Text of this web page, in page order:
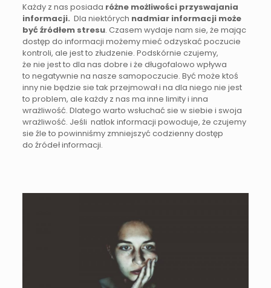
Każdy z nas posiada różne możliwości przyswajania
informacji. Dla niektórych nadmiar informacji może
być źródłem stresu. Czasem wydaje nam sie, że mając
dostęp do informacji możemy mieć odzyskać poczucie
kontroli, ale jest to złudzenie. Podskórnie czujemy,
że nie jest to dla nas dobre i że długofalowo wpływa
to negatywnie na nasze samopoczucie. Być może ktoś
inny nie będzie sie tak przejmował i na dla niego nie jest
to problem, ale każdy z nas ma inne limity i inna
wrażliwość. Dlatego warto wsłuchać sie w siebie i swoja
wrażliwość. Jeśli natłok informacji powoduje, że czujemy
sie źle to powinniśmy zmniejszyć codzienny dostęp
do źródeł informacji.